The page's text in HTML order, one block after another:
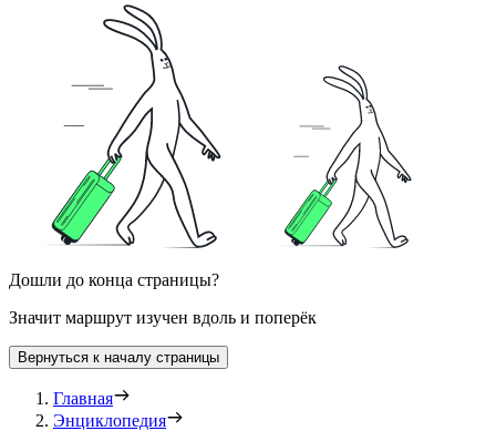
Дошли до конца страницы?
Значит маршрут изучен вдоль и поперёк
Вернуться к началу страницы
Главная
Энциклопедия